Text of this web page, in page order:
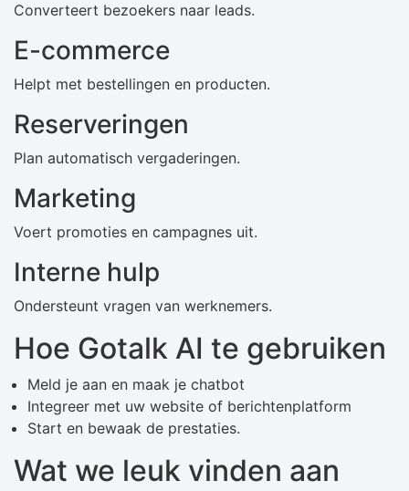
Converteert bezoekers naar leads.
E-commerce
Helpt met bestellingen en producten.
Reserveringen
Plan automatisch vergaderingen.
Marketing
Voert promoties en campagnes uit.
Interne hulp
Ondersteunt vragen van werknemers.
Hoe Gotalk AI te gebruiken
Meld je aan en maak je chatbot
Integreer met uw website of berichtenplatform
Start en bewaak de prestaties.
Wat we leuk vinden aan